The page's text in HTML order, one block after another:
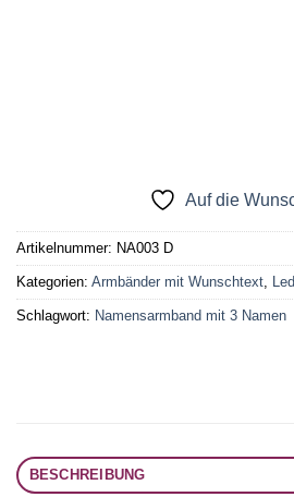
Auf die
Artikelnummer: NA003 D
Kategorien: Armbänder mit Wunschtext,
Schlagwort: Namensarmband mit 3 Namen
BESCHREIBUNG